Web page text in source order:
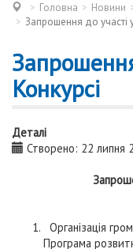
Головна Новини
Запрошення до участі
Конкурсі
Деталі
Створено: 22 липня
Організація
Програма